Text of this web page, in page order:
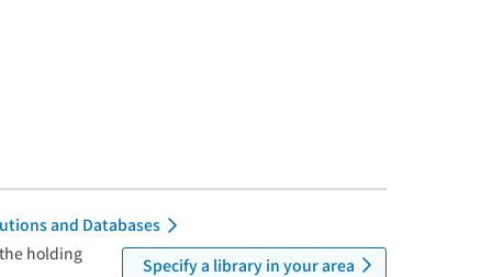
and Databases
holding
Specify a library in your area